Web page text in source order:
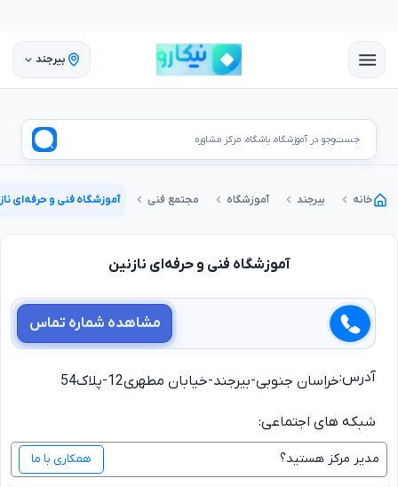
بیرجند
جست‌وجو در آموزشگاه، باشگاه، مرکز مشاوره
خانه بیرجند آموزشگاه مجتمع فنی آموزشگاه فنی و حرفه‌ای
آموزشگاه فنی و حرفه‌ای نازنین
مشاهده شماره تماس
آدرس:خراسان جنوبی-بیرجند-خیابان مطهری12-پلاک54
شبکه های اجتماعی:
مدیر مرکز هستید؟ همکاری با ما